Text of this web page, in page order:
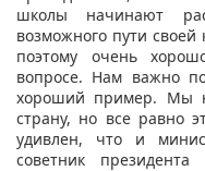
школы начинают
возможного пути своей
поэтому очень
вопросе. Нам важно
хороший пример. Мы
страну, но все равно
удивлен, что и
советник